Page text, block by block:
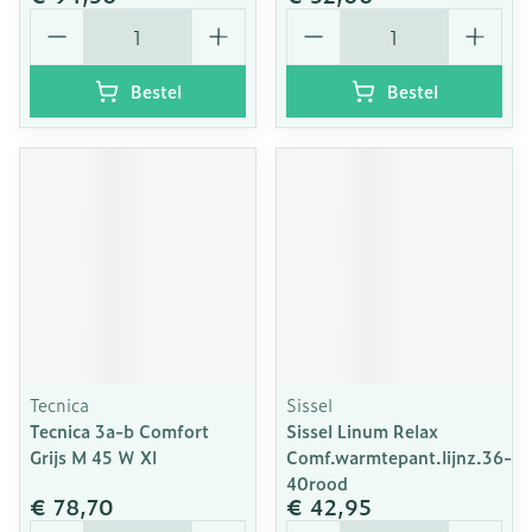
Aantal
Bestel
Aantal
Bestel
Tecnica
Tecnica 3a-b Comfort
Grijs M 45 W Xl
€ 78,70
Sissel
Sissel Linum Relax
Comf.warmtepant.lijnz.36-
40rood
€ 42,95